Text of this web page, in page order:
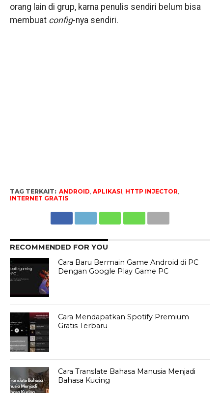
orang lain di grup, karna penulis sendiri belum bisa
membuat config-nya sendiri.
TAG TERKAIT: ANDROID APLIKASI HTTP INJECTOR
INTERNET GRATIS
RECOMMENDED FOR YOU
Cara Baru Bermain Game Android di PC
Dengan Google Play Game PC
Cara Mendapatkan Spotify Premium
Gratis Terbaru
Cara Translate Bahasa Manusia Menjadi
Bahasa Kucing